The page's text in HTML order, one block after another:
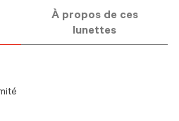
À propos de ces
lunettes